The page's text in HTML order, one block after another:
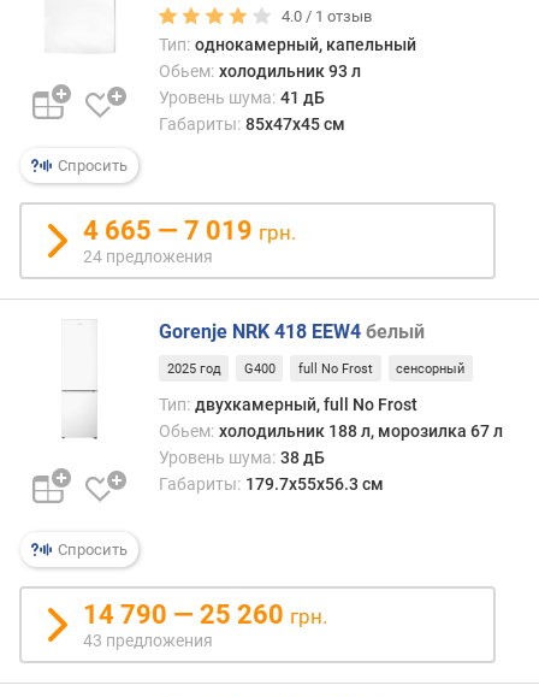
н
в
е
р
ц
е
(
м
п
р
а
т
у
р
а
Спросить
4.0 / 1 отзыв
Тип: однокамерный, капельный
Обьем: холодильник 93 л
Уровень шума: 41 дБ
Габариты: 85x47x45 см
4 665 — 7 019 грн.
24 предложения
Спросить
Gorenje NRK 418 EEW4 белый
2025 год G400 full No Frost сенсорный
Тип: двухкамерный, full No Frost
Обьем: холодильник 188 л, морозилка 67 л
Уровень шума: 38 дБ
Габариты: 179.7х55х56.3 см
14 790 — 25 260 грн.
43 предложения